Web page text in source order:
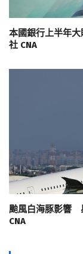
本國銀行上半年
社 CNA
颱風白海豚影響
CNA